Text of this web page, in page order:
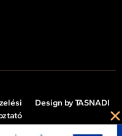
Design by TASNADI